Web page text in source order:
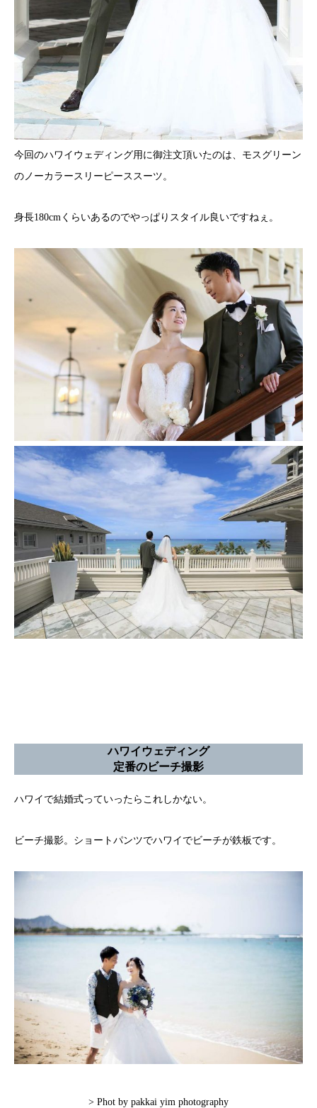
今回のハワイウェディング用に御注文頂いたのは、モスグリーン
のノーカラースリーピーススーツ。
身長180cmくらいあるのでやっぱりスタイル良いですねぇ。
ハワイウェディング
定番のビーチ撮影
ハワイで結婚式っていったらこれしかない。
ビーチ撮影。ショートパンツでハワイでビーチが鉄板です。
> Phot by pakkai yim photography